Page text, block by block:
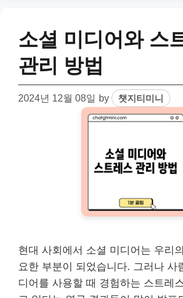
소셜 미디어와 스
관리 방법
2024년 12월 08일 by 챗지티미니
현대 사회에서 소셜 미디어는 우리
요한 부분이 되었습니다. 그러나 사
디어를 사용할 때 경험하는 스트레